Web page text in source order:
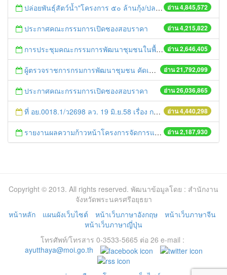
อ่าน 4,845,572
ปล่อยพันธุ์สัตว์น้ำ"โครงการ ๕๐ ล้านกุ้ง/ปลา ฟื้นชีวิตใหม่ให้เจ้าพระยา
อ่าน 4,215,822
ประกาศคณะกรรมการเปิดซองสอบราคา
อ่าน 2,646,405
การประชุมคณะกรรมการพัฒนาชุมชนในพื้นที่รอบโรงไฟฟ้า (คพรฟ.) ครั้งที่ 2/2558 กองทุนพัฒนาไฟฟ้าบริษัท โรจนะเพาเวอร์ จำกัด
อ่าน 21,792,099
ผู้ตรวจราชการกรมการพัฒนาชุมชน คัดเลือกข้าราชการและลูกจ้างดีเด่น และหน่วยงานพัฒนาชุมชนใสสะอาด ประจำปี ๒๕๕๔
อ่าน 26,036,865
ประกาศคณะกรรมการเปิดซองสอบราคา
อ่าน 4,440,298
ที่ อย.0018.1/ว2698 ลว. 19 มิ.ย.58 เรื่อง การแก้ไขปัญหาหนี้สินให้แก่เกษตรกร
อ่าน 2,187,930
รายงานผลความก้าวหน้าโครงการจัดการแก้ไขปัญหาขยะ สัปดาห์ที่ 9/2558
Copyright © 2013. All rights reserved. พัฒนาข้อมูลโดย : สำนักงาน
จังหวัดพระนครศรีอยุธยา
หน้าหลัก
แผนผังเว็บไซต์ หน้าเว็บภาษาอังกฤษ
หน้าเว็บภาษาจีน
หน้าเว็บภาษาญี่ปุ่น
โทรศัพท์/โทรสาร 0-3533-5665 ต่อ 26 e-mail :
ayutthaya@moi.go.th